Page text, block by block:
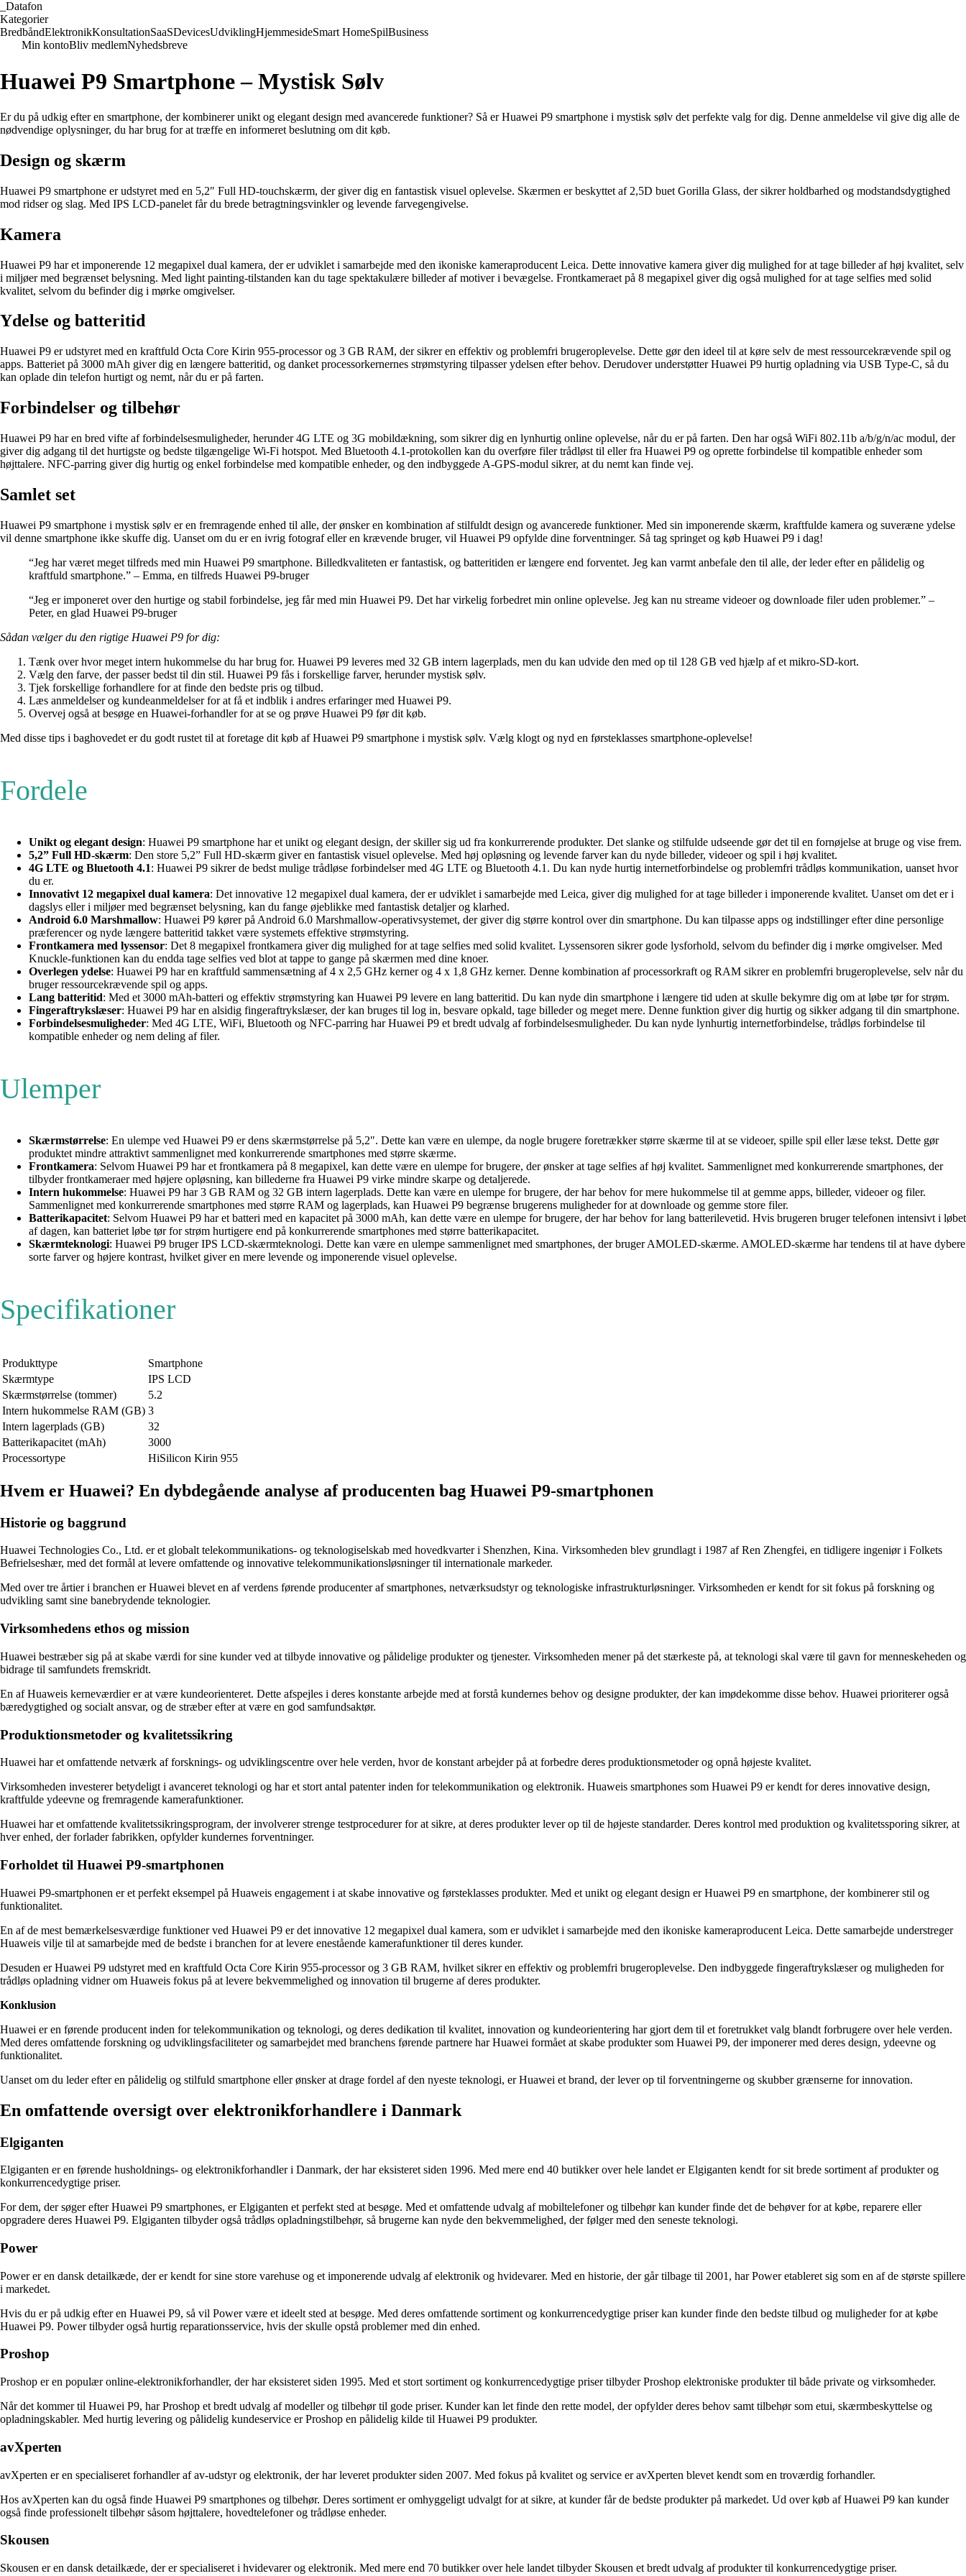
Datafon
Kategorier
BredbåndElektronikKonsultationSaaSDevicesUdviklingHjemmesideSmart HomeSpilBusiness
Min kontoBliv medlemNyhedsbreve
Huawei P9 Smartphone – Mystisk Sølv
Er du på udkig efter en smartphone, der kombinerer unikt og elegant design med avancerede funktioner? Så er Huawei P9 smartphone i mystisk sølv det perfekte valg for dig. Denne anmeldelse vil give dig alle de
nødvendige oplysninger, du har brug for at træffe en informeret beslutning om dit køb.
Design og skærm
Huawei P9 smartphone er udstyret med en 5,2″ Full HD-touchskærm, der giver dig en fantastisk visuel oplevelse. Skærmen er beskyttet af 2,5D buet Gorilla Glass, der sikrer holdbarhed og modstandsdygtighed
mod ridser og slag. Med IPS LCD-panelet får du brede betragtningsvinkler og levende farvegengivelse.
Kamera
Huawei P9 har et imponerende 12 megapixel dual kamera, der er udviklet i samarbejde med den ikoniske kameraproducent Leica. Dette innovative kamera giver dig mulighed for at tage billeder af høj kvalitet, selv
i miljøer med begrænset belysning. Med light painting-tilstanden kan du tage spektakulære billeder af motiver i bevægelse. Frontkameraet på 8 megapixel giver dig også mulighed for at tage selfies med solid
kvalitet, selvom du befinder dig i mørke omgivelser.
Ydelse og batteritid
Huawei P9 er udstyret med en kraftfuld Octa Core Kirin 955-processor og 3 GB RAM, der sikrer en effektiv og problemfri brugeroplevelse. Dette gør den ideel til at køre selv de mest ressourcekrævende spil og
apps. Batteriet på 3000 mAh giver dig en længere batteritid, og danket processorkernernes strømstyring tilpasser ydelsen efter behov. Derudover understøtter Huawei P9 hurtig opladning via USB Type-C, så du
kan oplade din telefon hurtigt og nemt, når du er på farten.
Forbindelser og tilbehør
Huawei P9 har en bred vifte af forbindelsesmuligheder, herunder 4G LTE og 3G mobildækning, som sikrer dig en lynhurtig online oplevelse, når du er på farten. Den har også WiFi 802.11b a/b/g/n/ac modul, der
giver dig adgang til det hurtigste og bedste tilgængelige Wi-Fi hotspot. Med Bluetooth 4.1-protokollen kan du overføre filer trådløst til eller fra Huawei P9 og oprette forbindelse til kompatible enheder som
højttalere. NFC-parring giver dig hurtig og enkel forbindelse med kompatible enheder, og den indbyggede A-GPS-modul sikrer, at du nemt kan finde vej.
Samlet set
Huawei P9 smartphone i mystisk sølv er en fremragende enhed til alle, der ønsker en kombination af stilfuldt design og avancerede funktioner. Med sin imponerende skærm, kraftfulde kamera og suveræne ydelse
vil denne smartphone ikke skuffe dig. Uanset om du er en ivrig fotograf eller en krævende bruger, vil Huawei P9 opfylde dine forventninger. Så tag springet og køb Huawei P9 i dag!
“Jeg har været meget tilfreds med min Huawei P9 smartphone. Billedkvaliteten er fantastisk, og batteritiden er længere end forventet. Jeg kan varmt anbefale den til alle, der leder efter en pålidelig og
kraftfuld smartphone.” – Emma, en tilfreds Huawei P9-bruger
“Jeg er imponeret over den hurtige og stabil forbindelse, jeg får med min Huawei P9. Det har virkelig forbedret min online oplevelse. Jeg kan nu streame videoer og downloade filer uden problemer.” –
Peter, en glad Huawei P9-bruger
Sådan vælger du den rigtige Huawei P9 for dig:
Tænk over hvor meget intern hukommelse du har brug for. Huawei P9 leveres med 32 GB intern lagerplads, men du kan udvide den med op til 128 GB ved hjælp af et mikro-SD-kort.
Vælg den farve, der passer bedst til din stil. Huawei P9 fås i forskellige farver, herunder mystisk sølv.
Tjek forskellige forhandlere for at finde den bedste pris og tilbud.
Læs anmeldelser og kundeanmeldelser for at få et indblik i andres erfaringer med Huawei P9.
Overvej også at besøge en Huawei-forhandler for at se og prøve Huawei P9 før dit køb.
Med disse tips i baghovedet er du godt rustet til at foretage dit køb af Huawei P9 smartphone i mystisk sølv. Vælg klogt og nyd en førsteklasses smartphone-oplevelse!
Fordele
Unikt og elegant design: Huawei P9 smartphone har et unikt og elegant design, der skiller sig ud fra konkurrerende produkter. Det slanke og stilfulde udseende gør det til en fornøjelse at bruge og vise frem.
5,2” Full HD-skærm: Den store 5,2” Full HD-skærm giver en fantastisk visuel oplevelse. Med høj opløsning og levende farver kan du nyde billeder, videoer og spil i høj kvalitet.
4G LTE og Bluetooth 4.1: Huawei P9 sikrer de bedst mulige trådløse forbindelser med 4G LTE og Bluetooth 4.1. Du kan nyde hurtig internetforbindelse og problemfri trådløs kommunikation, uanset hvor
du er.
Innovativt 12 megapixel dual kamera: Det innovative 12 megapixel dual kamera, der er udviklet i samarbejde med Leica, giver dig mulighed for at tage billeder i imponerende kvalitet. Uanset om det er i
dagslys eller i miljøer med begrænset belysning, kan du fange øjeblikke med fantastisk detaljer og klarhed.
Android 6.0 Marshmallow: Huawei P9 kører på Android 6.0 Marshmallow-operativsystemet, der giver dig større kontrol over din smartphone. Du kan tilpasse apps og indstillinger efter dine personlige
præferencer og nyde længere batteritid takket være systemets effektive strømstyring.
Frontkamera med lyssensor: Det 8 megapixel frontkamera giver dig mulighed for at tage selfies med solid kvalitet. Lyssensoren sikrer gode lysforhold, selvom du befinder dig i mørke omgivelser. Med
Knuckle-funktionen kan du endda tage selfies ved blot at tappe to gange på skærmen med dine knoer.
Overlegen ydelse: Huawei P9 har en kraftfuld sammensætning af 4 x 2,5 GHz kerner og 4 x 1,8 GHz kerner. Denne kombination af processorkraft og RAM sikrer en problemfri brugeroplevelse, selv når du
bruger ressourcekrævende spil og apps.
Lang batteritid: Med et 3000 mAh-batteri og effektiv strømstyring kan Huawei P9 levere en lang batteritid. Du kan nyde din smartphone i længere tid uden at skulle bekymre dig om at løbe tør for strøm.
Fingeraftrykslæser: Huawei P9 har en alsidig fingeraftrykslæser, der kan bruges til log in, besvare opkald, tage billeder og meget mere. Denne funktion giver dig hurtig og sikker adgang til din smartphone.
Forbindelsesmuligheder: Med 4G LTE, WiFi, Bluetooth og NFC-parring har Huawei P9 et bredt udvalg af forbindelsesmuligheder. Du kan nyde lynhurtig internetforbindelse, trådløs forbindelse til
kompatible enheder og nem deling af filer.
Ulemper
Skærmstørrelse: En ulempe ved Huawei P9 er dens skærmstørrelse på 5,2″. Dette kan være en ulempe, da nogle brugere foretrækker større skærme til at se videoer, spille spil eller læse tekst. Dette gør
produktet mindre attraktivt sammenlignet med konkurrerende smartphones med større skærme.
Frontkamera: Selvom Huawei P9 har et frontkamera på 8 megapixel, kan dette være en ulempe for brugere, der ønsker at tage selfies af høj kvalitet. Sammenlignet med konkurrerende smartphones, der
tilbyder frontkameraer med højere opløsning, kan billederne fra Huawei P9 virke mindre skarpe og detaljerede.
Intern hukommelse: Huawei P9 har 3 GB RAM og 32 GB intern lagerplads. Dette kan være en ulempe for brugere, der har behov for mere hukommelse til at gemme apps, billeder, videoer og filer.
Sammenlignet med konkurrerende smartphones med større RAM og lagerplads, kan Huawei P9 begrænse brugerens muligheder for at downloade og gemme store filer.
Batterikapacitet: Selvom Huawei P9 har et batteri med en kapacitet på 3000 mAh, kan dette være en ulempe for brugere, der har behov for lang batterilevetid. Hvis brugeren bruger telefonen intensivt i løbet
af dagen, kan batteriet løbe tør for strøm hurtigere end på konkurrerende smartphones med større batterikapacitet.
Skærmteknologi: Huawei P9 bruger IPS LCD-skærmteknologi. Dette kan være en ulempe sammenlignet med smartphones, der bruger AMOLED-skærme. AMOLED-skærme har tendens til at have dybere
sorte farver og højere kontrast, hvilket giver en mere levende og imponerende visuel oplevelse.
Specifikationer
Produkttype
Smartphone
Skærmtype
IPS LCD
Skærmstørrelse (tommer)
5.2
Intern hukommelse RAM (GB) 3
Intern lagerplads (GB)
32
Batterikapacitet (mAh)
3000
Processortype
HiSilicon Kirin 955
Hvem er Huawei? En dybdegående analyse af producenten bag Huawei P9-smartphonen
Historie og baggrund
Huawei Technologies Co., Ltd. er et globalt telekommunikations- og teknologiselskab med hovedkvarter i Shenzhen, Kina. Virksomheden blev grundlagt i 1987 af Ren Zhengfei, en tidligere ingeniør i Folkets
Befrielseshær, med det formål at levere omfattende og innovative telekommunikationsløsninger til internationale markeder.
Med over tre årtier i branchen er Huawei blevet en af verdens førende producenter af smartphones, netværksudstyr og teknologiske infrastrukturløsninger. Virksomheden er kendt for sit fokus på forskning og
udvikling samt sine banebrydende teknologier.
Virksomhedens ethos og mission
Huawei bestræber sig på at skabe værdi for sine kunder ved at tilbyde innovative og pålidelige produkter og tjenester. Virksomheden mener på det stærkeste på, at teknologi skal være til gavn for menneskeheden og
bidrage til samfundets fremskridt.
En af Huaweis kerneværdier er at være kundeorienteret. Dette afspejles i deres konstante arbejde med at forstå kundernes behov og designe produkter, der kan imødekomme disse behov. Huawei prioriterer også
bæredygtighed og socialt ansvar, og de stræber efter at være en god samfundsaktør.
Produktionsmetoder og kvalitetssikring
Huawei har et omfattende netværk af forsknings- og udviklingscentre over hele verden, hvor de konstant arbejder på at forbedre deres produktionsmetoder og opnå højeste kvalitet.
Virksomheden investerer betydeligt i avanceret teknologi og har et stort antal patenter inden for telekommunikation og elektronik. Huaweis smartphones som Huawei P9 er kendt for deres innovative design,
kraftfulde ydeevne og fremragende kamerafunktioner.
Huawei har et omfattende kvalitetssikringsprogram, der involverer strenge testprocedurer for at sikre, at deres produkter lever op til de højeste standarder. Deres kontrol med produktion og kvalitetssporing sikrer, at
hver enhed, der forlader fabrikken, opfylder kundernes forventninger.
Forholdet til Huawei P9-smartphonen
Huawei P9-smartphonen er et perfekt eksempel på Huaweis engagement i at skabe innovative og førsteklasses produkter. Med et unikt og elegant design er Huawei P9 en smartphone, der kombinerer stil og
funktionalitet.
En af de mest bemærkelsesværdige funktioner ved Huawei P9 er det innovative 12 megapixel dual kamera, som er udviklet i samarbejde med den ikoniske kameraproducent Leica. Dette samarbejde understreger
Huaweis vilje til at samarbejde med de bedste i branchen for at levere enestående kamerafunktioner til deres kunder.
Desuden er Huawei P9 udstyret med en kraftfuld Octa Core Kirin 955-processor og 3 GB RAM, hvilket sikrer en effektiv og problemfri brugeroplevelse. Den indbyggede fingeraftrykslæser og muligheden for
trådløs opladning vidner om Huaweis fokus på at levere bekvemmelighed og innovation til brugerne af deres produkter.
Konklusion
Huawei er en førende producent inden for telekommunikation og teknologi, og deres dedikation til kvalitet, innovation og kundeorientering har gjort dem til et foretrukket valg blandt forbrugere over hele verden.
Med deres omfattende forskning og udviklingsfaciliteter og samarbejdet med branchens førende partnere har Huawei formået at skabe produkter som Huawei P9, der imponerer med deres design, ydeevne og
funktionalitet.
Uanset om du leder efter en pålidelig og stilfuld smartphone eller ønsker at drage fordel af den nyeste teknologi, er Huawei et brand, der lever op til forventningerne og skubber grænserne for innovation.
En omfattende oversigt over elektronikforhandlere i Danmark
Elgiganten
Elgiganten er en førende husholdnings- og elektronikforhandler i Danmark, der har eksisteret siden 1996. Med mere end 40 butikker over hele landet er Elgiganten kendt for sit brede sortiment af produkter og
konkurrencedygtige priser.
For dem, der søger efter Huawei P9 smartphones, er Elgiganten et perfekt sted at besøge. Med et omfattende udvalg af mobiltelefoner og tilbehør kan kunder finde det de behøver for at købe, reparere eller
opgradere deres Huawei P9. Elgiganten tilbyder også trådløs opladningstilbehør, så brugerne kan nyde den bekvemmelighed, der følger med den seneste teknologi.
Power
Power er en dansk detailkæde, der er kendt for sine store varehuse og et imponerende udvalg af elektronik og hvidevarer. Med en historie, der går tilbage til 2001, har Power etableret sig som en af de største spillere
i markedet.
Hvis du er på udkig efter en Huawei P9, så vil Power være et ideelt sted at besøge. Med deres omfattende sortiment og konkurrencedygtige priser kan kunder finde den bedste tilbud og muligheder for at købe
Huawei P9. Power tilbyder også hurtig reparationsservice, hvis der skulle opstå problemer med din enhed.
Proshop
Proshop er en populær online-elektronikforhandler, der har eksisteret siden 1995. Med et stort sortiment og konkurrencedygtige priser tilbyder Proshop elektroniske produkter til både private og virksomheder.
Når det kommer til Huawei P9, har Proshop et bredt udvalg af modeller og tilbehør til gode priser. Kunder kan let finde den rette model, der opfylder deres behov samt tilbehør som etui, skærmbeskyttelse og
opladningskabler. Med hurtig levering og pålidelig kundeservice er Proshop en pålidelig kilde til Huawei P9 produkter.
avXperten
avXperten er en specialiseret forhandler af av-udstyr og elektronik, der har leveret produkter siden 2007. Med fokus på kvalitet og service er avXperten blevet kendt som en troværdig forhandler.
Hos avXperten kan du også finde Huawei P9 smartphones og tilbehør. Deres sortiment er omhyggeligt udvalgt for at sikre, at kunder får de bedste produkter på markedet. Ud over køb af Huawei P9 kan kunder
også finde professionelt tilbehør såsom højttalere, hovedtelefoner og trådløse enheder.
Skousen
Skousen er en dansk detailkæde, der er specialiseret i hvidevarer og elektronik. Med mere end 70 butikker over hele landet tilbyder Skousen et bredt udvalg af produkter til konkurrencedygtige priser.